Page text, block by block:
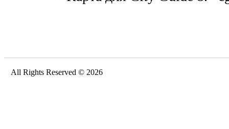
All Rights Reserved © 2026